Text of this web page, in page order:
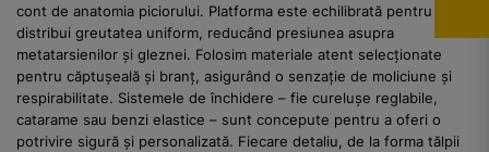
cont de anatomia piciorului. Platforma este echilibrată pentru a
distribui greutatea uniform, reducând presiunea asupra
metatarsienilor și gleznei. Folosim materiale atent selecționate
pentru căptușeală și branț, asigurând o senzație de moliciune și
respirabilitate. Sistemele de închidere – fie curelușe reglabile,
catarame sau benzi elastice – sunt concepute pentru a oferi o
potrivire sigură și personalizată. Fiecare detaliu, de la forma tălpii